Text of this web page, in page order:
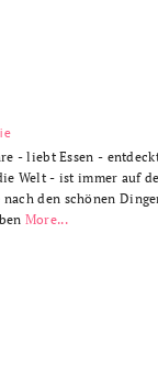
- liebt Essen -
Welt - ist immer auf
nach den schönen
More...